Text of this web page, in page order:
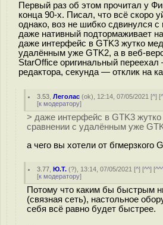
Первый раз об этом прочитал у
конца 90-х. Писал, что всё скоро
однако, воз не шибко сдвинулся с
даже нативный подтормаживает
даже интерфейс в GTK3 жутко
удалённым уже GTK2, а в веб-
StarOffice оригинальный переехал
редактора, секунда — отклик на
3.53 ,Леголас (ok), 12:14, 07/05/2021 [^] [
[к модератору]
> даже интерфейс в GTK3
сравнении с удалённым уже
а чего вы хотели от бгмерзкого
3.77 ,Ю.Т. (?), 13:14, 07/05/2021 [^] [^^] [
[к модератору]
Потому что каким бы быстрым
(связная сеть), настольное
себя всё равно будет быстрее.